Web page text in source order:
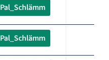
Pal_Schlämm
Pal_Schlämm